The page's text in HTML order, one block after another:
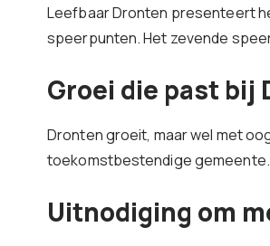
Leefbaar Dronten presenteert
speerpunten. Het zevende
Groei die past bij
Dronten groeit, maar wel met
toekomstbestendige gemeente.
Uitnodiging om